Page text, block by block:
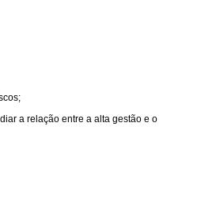
a relação entre a alta gestão e o